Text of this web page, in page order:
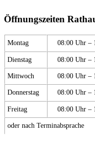
Öffnungszeiten
Montag 08:00 Uhr –
Dienstag 08:00 Uhr –
Mittwoch 08:00 Uhr –
Donnerstag 08:00 Uhr –
Freitag 08:00 Uhr –
oder nach Terminabsprache